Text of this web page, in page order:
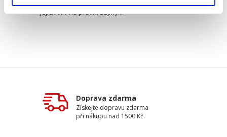
jejich vliv na právní zájmy...
Doprava zdarma
Získejte dopravu zdarma
při nákupu nad 1500 Kč.